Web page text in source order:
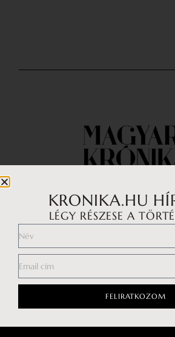
Impresszum
Adatkezelési
KRONIKA.HU
LÉGY RÉSZESE A
FELIRATKOZOM